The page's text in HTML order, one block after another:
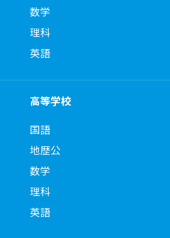
数学
理科
英語
高等学校
国語
地歴公
数学
理科
英語